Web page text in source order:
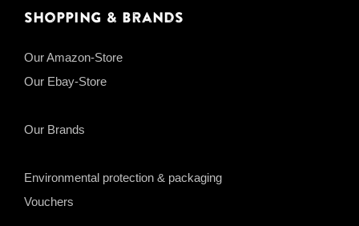
Shopping & Brands
Our Amazon-Store
Our Ebay-Store
Our Brands
Environmental protection & packaging
Vouchers